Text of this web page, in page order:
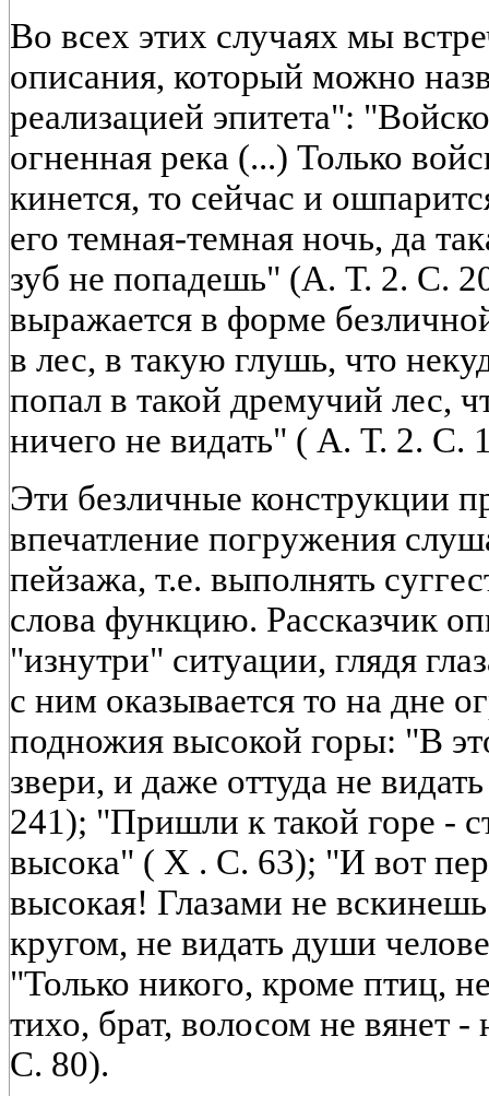
Во всех этих случаях мы
описания, который можно
реализацией эпитета":
огненная река (...) Только
кинется, то сейчас и
его темная-темная ночь, да
зуб не попадешь" (А. Т. 2. С.
выражается в форме
в лес, в такую глушь, что
попал в такой дремучий лес,
ничего не видать" ( А. Т. 2. С.
Эти безличные конструкции
впечатление погружения
пейзажа, т.е. выполнять
слова функцию. Рассказчик
"изнутри" ситуации, глядя
с ним оказывается то на дне
подножия высокой горы: "В
звери, и даже оттуда не
241); "Пришли к такой горе -
высока" ( X . С. 63); "И вот
высокая! Глазами не
кругом, не видать души
"Только никого, кроме птиц,
тихо, брат, волосом не вянет
С. 80).